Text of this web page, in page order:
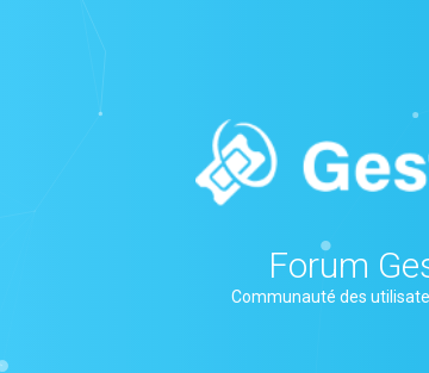
Forum
Communauté des